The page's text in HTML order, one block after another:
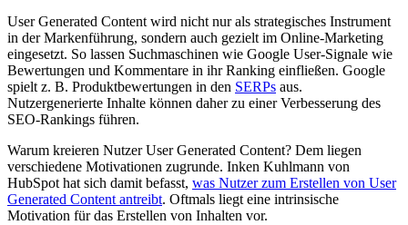
User Generated Content wird nicht nur als strategisches Instrument
in der Markenführung, sondern auch gezielt im Online-Marketing
eingesetzt. So lassen Suchmaschinen wie Google User-Signale wie
Bewertungen und Kommentare in ihr Ranking einfließen. Google
spielt z. B. Produktbewertungen in den SERPs aus.
Nutzergenerierte Inhalte können daher zu einer Verbesserung des
SEO-Rankings führen.
Warum kreieren Nutzer User Generated Content? Dem liegen
verschiedene Motivationen zugrunde. Inken Kuhlmann von
HubSpot hat sich damit befasst, was Nutzer zum Erstellen von User
Generated Content antreibt. Oftmals liegt eine intrinsische
Motivation für das Erstellen von Inhalten vor.